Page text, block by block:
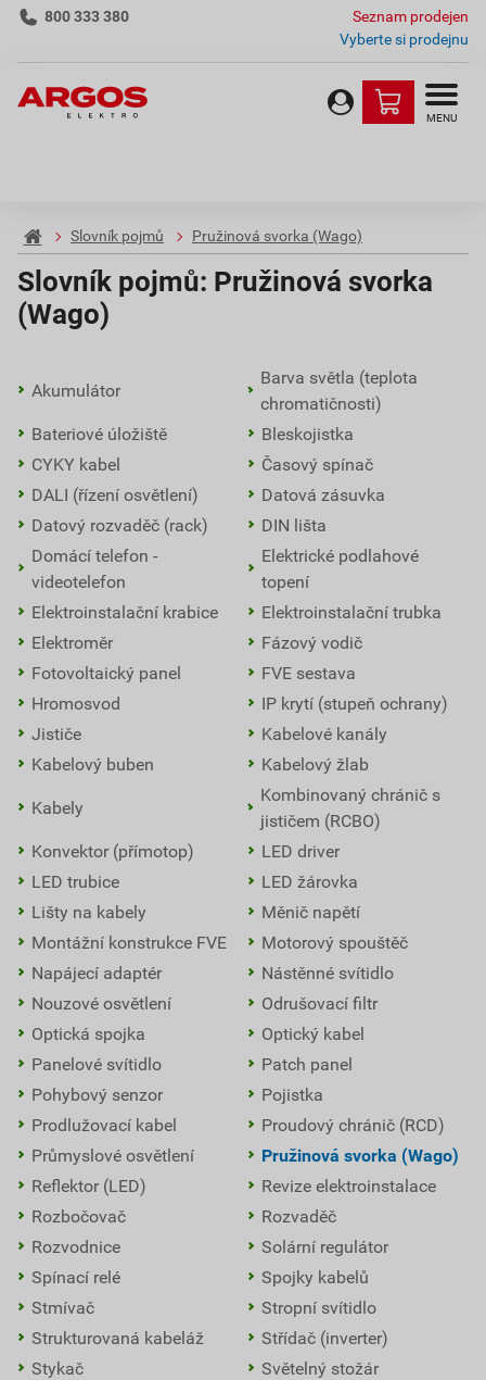
800 333 380
Seznam prodejen
Vyberte si prodejnu
MENU
Slovník pojmů Pružinová svorka (Wago)
Slovník pojmů: Pružinová svorka
(Wago)
Akumulátor
Barva světla (teplota
chromatičnosti)
Bateriové úložiště
Bleskojistka
CYKY kabel
Časový spínač
DALI (řízení osvětlení)
Datová zásuvka
Datový rozvaděč (rack)
DIN lišta
Domácí telefon -
videotelefon
Elektrické podlahové
topení
Elektroinstalační krabice
Elektroinstalační trubka
Elektroměr
Fázový vodič
Fotovoltaický panel
FVE sestava
Hromosvod
IP krytí (stupeň ochrany)
Jističe
Kabelové kanály
Kabelový buben
Kabelový žlab
Kabely
Kombinovaný chránič s
jističem (RCBO)
Konvektor (přímotop)
LED driver
LED trubice
LED žárovka
Lišty na kabely
Měnič napětí
Montážní konstrukce FVE
Motorový spouštěč
Napájecí adaptér
Nástěnné svítidlo
Nouzové osvětlení
Odrušovací filtr
Optická spojka
Optický kabel
Panelové svítidlo
Patch panel
Pohybový senzor
Pojistka
Prodlužovací kabel
Proudový chránič (RCD)
Průmyslové osvětlení
Pružinová svorka (Wago)
Reflektor (LED)
Revize elektroinstalace
Rozbočovač
Rozvaděč
Rozvodnice
Solární regulátor
Spínací relé
Spojky kabelů
Stmívač
Stropní svítidlo
Strukturovaná kabeláž
Střídač (inverter)
Stykač
Světelný stožár